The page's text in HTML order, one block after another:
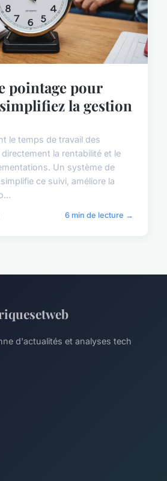
pointage pour
la gestion
le temps de travail des
la rentabilité et le
Un système de
ce suivi, améliore la
6 min de lecture →
d'actualités et analyses tech